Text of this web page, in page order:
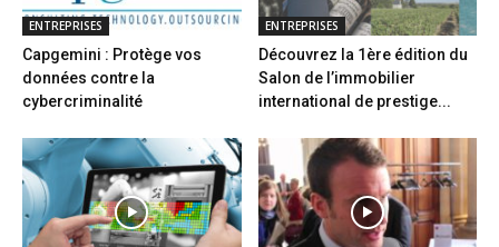
ENTREPRISES
Capgemini : Protège vos
données contre la
cybercriminalité
ENTREPRISES
Découvrez la 1ère édition du
Salon de l’immobilier
international de prestige...